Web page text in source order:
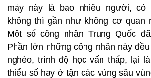
máy này là bao nhiêu người, có
không thì gần như không cơ quan
Một số công nhân Trung Quốc
Phần lớn những công nhân này
nghèo, trình độ học vấn thấp, lại
thiểu số hay ở tận các vùng sâu